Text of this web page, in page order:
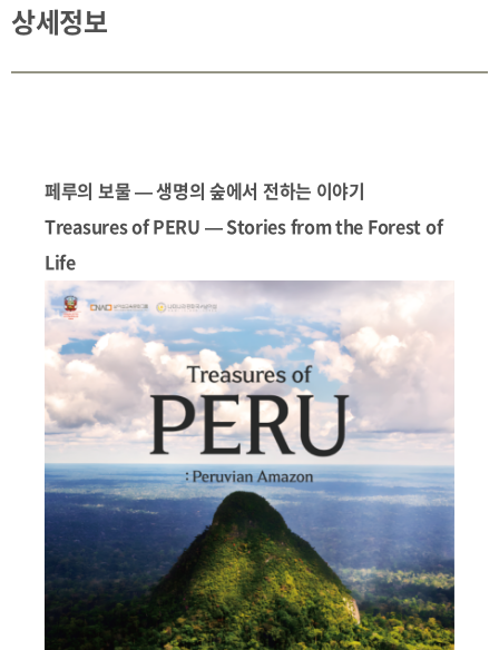
상세정보
페루의 보물 — 생명의 숲에서 전하는 이야기
Treasures of PERU — Stories from the Forest of
Life